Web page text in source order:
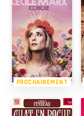
PROCHAINEMENT